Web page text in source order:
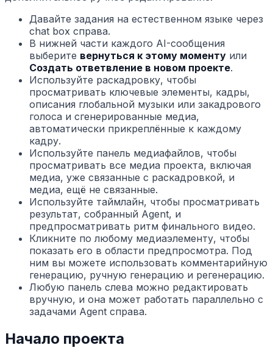
Давайте задания на естественном языке через
chat box справа.
В нижней части каждого AI-сообщения
выберите вернуться к этому моменту или
Создать ответвление в новом проекте.
Используйте раскадровку, чтобы
просматривать ключевые элементы, кадры,
описания глобальной музыки или закадрового
голоса и сгенерированные медиа,
автоматически прикреплённые к каждому
кадру.
Используйте панель медиафайлов, чтобы
просматривать все медиа проекта, включая
медиа, уже связанные с раскадровкой, и
медиа, ещё не связанные.
Используйте таймлайн, чтобы просматривать
результат, собранный Agent, и
предпросматривать ритм финального видео.
Кликните по любому медиаэлементу, чтобы
показать его в области предпросмотра. Под
ним вы можете использовать комментарийную
генерацию, ручную генерацию и регенерацию.
Любую панель слева можно редактировать
вручную, и она может работать параллельно с
задачами Agent справа.
Начало проекта